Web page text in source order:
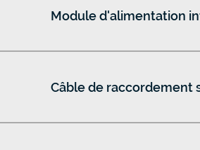
Module d'alimentation
Câble de raccordement